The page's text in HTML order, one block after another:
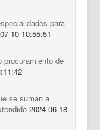
para
10 10:55:51
procuramiento de
se suman a
2024-06-18